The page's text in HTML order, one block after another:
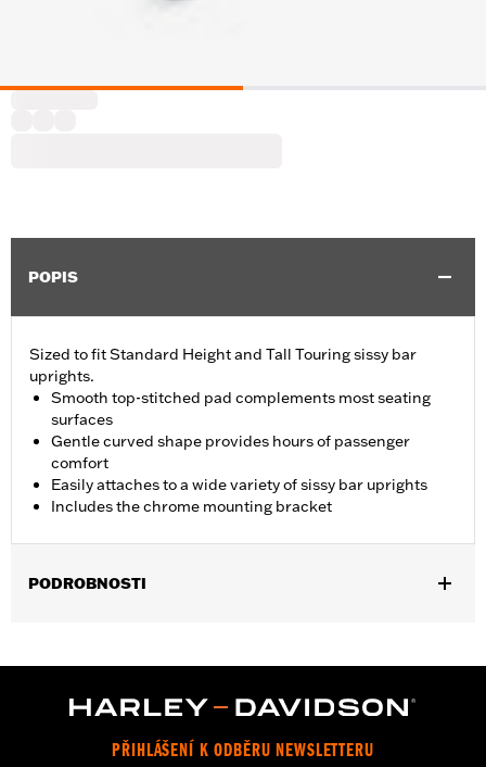
POPIS
Sized to fit Standard Height and Tall Touring sissy bar
uprights.
Smooth top-stitched pad complements most seating
surfaces
Gentle curved shape provides hours of passenger
comfort
Easily attaches to a wide variety of sissy bar uprights
Includes the chrome mounting bracket
PODROBNOSTI
Upright P/N 52723-06A, Premium H-D® Detachables™ Sissy Bar
Upright P/N 52300257 or 52300258 and Quick Release Sissy
Bar Upright 52300415 and 52300324A. Also fits '18-later Softail®
PŘIHLÁŠENÍ K ODBĚRU NEWSLETTERU